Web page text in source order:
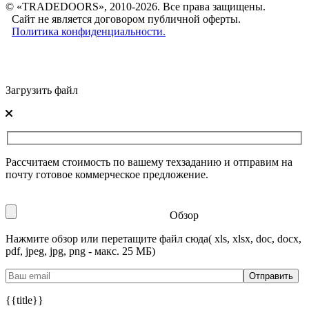
© «TRADEDOORS», 2010-2026. Все права защищены.
Сайт не является договором публичной оферты.
Политика конфиденциальности.
Загрузить файл
Рассчитаем стоимость по вашему техзаданию и отправим на
почту готовое коммерческое предложение.
Обзор
Нажмите обзор или перетащите файл сюда( xls, xlsx, doc, docx,
pdf, jpeg, jpg, png - макс. 25 МБ)
{{title}}